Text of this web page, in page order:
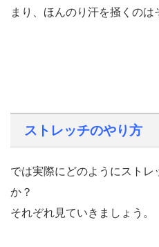
まり、ほんのり汗を掻くのは
ストレッチのやり方
では実際にどのようにストレ
か？
それぞれ見ていきましょう。